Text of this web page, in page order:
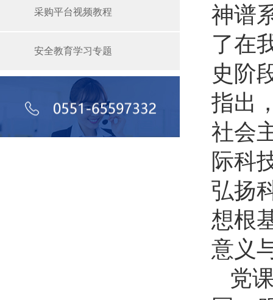
采购平台视频教程
安全教育学习专题
神谱
了在
史阶
指出
社会
际科
弘扬
想根
意义
党